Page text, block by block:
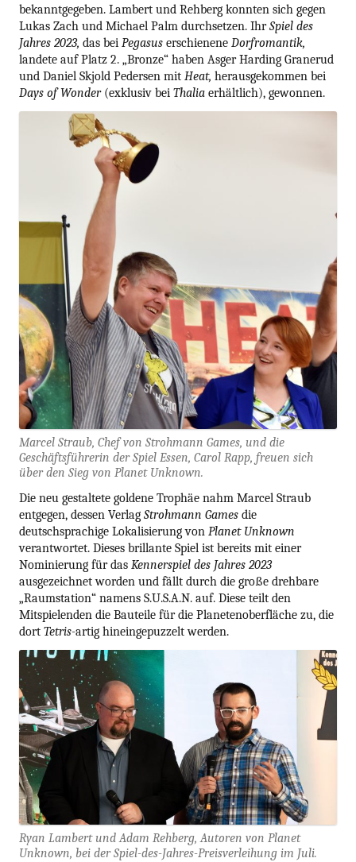
bekanntgegeben. Lambert und Rehberg konnten sich gegen
Lukas Zach und Michael Palm durchsetzen. IhrSpiel des
Jahres 2023, das bei Pegasus erschienene Dorfromantik,
landete auf Platz 2. „Bronze“ haben Asger Harding Granerud
und Daniel Skjold Pedersen mit Heat, herausgekommen bei
Days of Wonder(exklusiv bei Thalia erhältlich), gewonnen.
Marcel Straub, Chef von Strohmann Games, und die
Geschäftsführerin der Spiel Essen, Carol Rapp, freuen sich
über den Sieg von Planet Unknown.
Die neu gestaltete goldene Trophäe nahm Marcel Straub
entgegen, dessen Verlag Strohmann Games die
deutschsprachige Lokalisierung von Planet Unknown
verantwortet. Dieses brillante Spiel ist bereits mit einer
Nominierung für das Kennerspiel des Jahres 2023
ausgezeichnet worden und fällt durch die große drehbare
„Raumstation“ namens S.U.S.A.N. auf. Diese teilt den
Mitspielenden die Bauteile für die Planetenoberfläche zu, die
dort Tetris-artig hineingepuzzelt werden.
Ryan Lambert und Adam Rehberg, Autoren von Planet
Unknown, bei der Spiel-des-Jahres-Preisverleihung im Juli.